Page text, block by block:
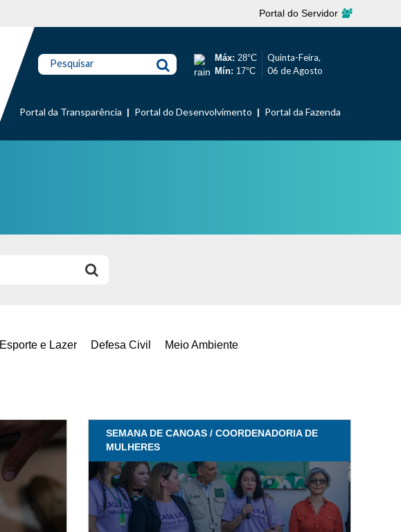
Portal do Servidor
Pesquisar Máx: 28°C
Mín: 17°C
Quinta-Feira,
06 de Agosto
Portal da Transparência Portal do Desenvolvimento Portal da Fazenda
Esporte e Lazer Defesa Civil Meio Ambiente
SEMANA DE CANOAS / COORDENADORIA DE
MULHERES